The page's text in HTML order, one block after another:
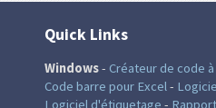
Quick Links
Windows- Créateur de code
Code barre pour Excel-
Logiciel d'étiquetage -